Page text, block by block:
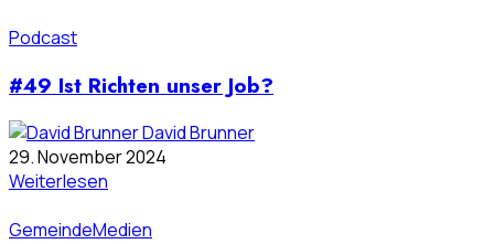
Podcast
#49 Ist Richten unser Job?
David Brunner
29. November 2024
Weiterlesen
GemeindeMedien